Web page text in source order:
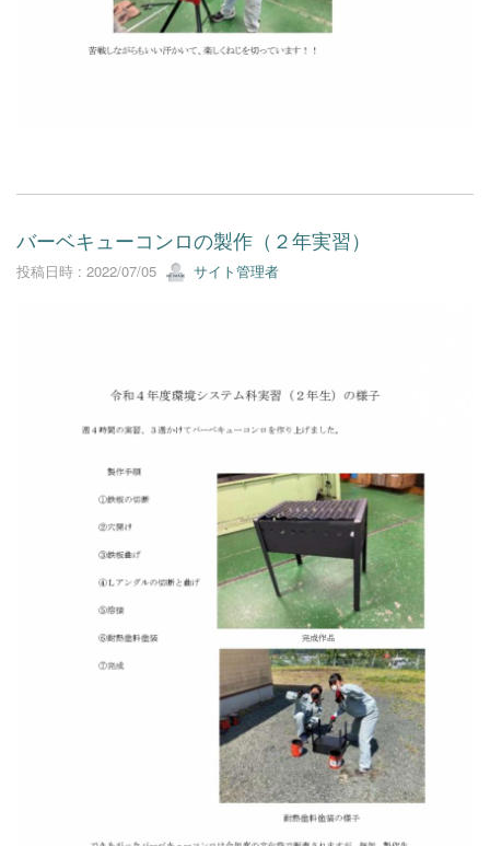
バーベキューコンロの製作（２年実習）
投稿日時 : 2022/07/05 サイト管理者